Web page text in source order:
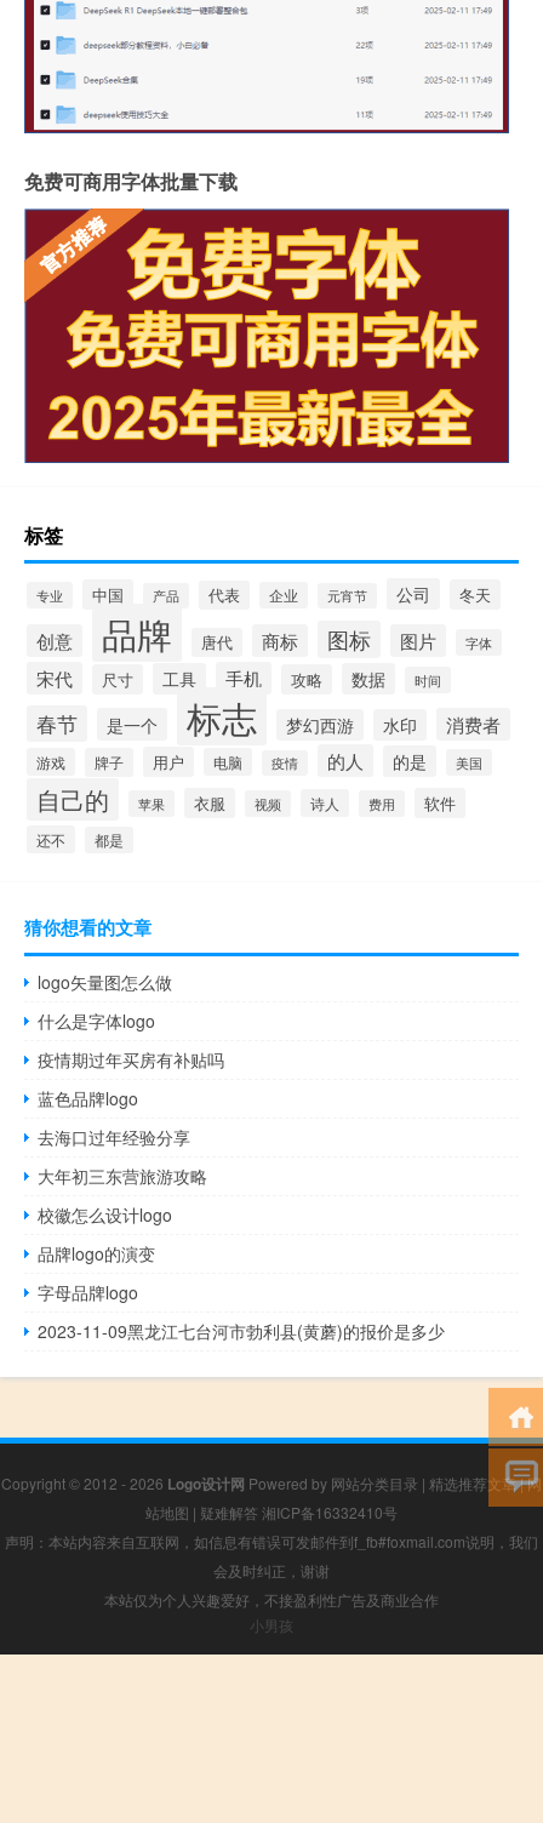
免费可商用字体批量下载
标签
专业 中国 产品 代表 企业 元宵节 公司 冬天
创意 品牌 唐代 商标 图标 图片 字体
宋代 尺寸 工具 手机 攻略 数据 时间
春节 是一个 标志 梦幻西游 水印 消费者
游戏 牌子 用户 电脑 疫情 的人 的是 美国
自己的 苹果 衣服 视频 诗人 费用 软件
还不 都是
猜你想看的文章
logo矢量图怎么做
什么是字体logo
疫情期过年买房有补贴吗
蓝色品牌logo
去海口过年经验分享
大年初三东营旅游攻略
校徽怎么设计logo
品牌logo的演变
字母品牌logo
2023-11-09黑龙江七台河市勃利县(黄蘑)的报价是多少
Copyright © 2012 - 2026 Logo设计网 Powered by 网站分类目录 | 精选推荐文章|网
站地图 | 疑难解答 湘ICP备16332410号
声明：本站内容来自互联网，如信息有错误可发邮件到f_fb#foxmail.com说明，我们
会及时纠正，谢谢
本站仅为个人兴趣爱好，不接盈利性广告及商业合作
小男孩